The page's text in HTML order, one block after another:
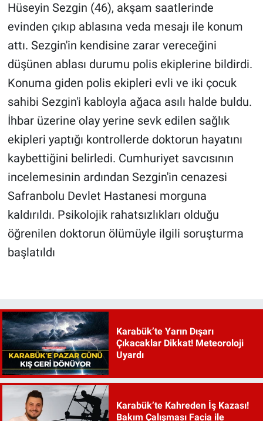
Hüseyin Sezgin (46), akşam saatlerinde
evinden çıkıp ablasına veda mesajı ile konum
attı. Sezgin'in kendisine zarar vereceğini
düşünen ablası durumu polis ekiplerine bildirdi.
Konuma giden polis ekipleri evli ve iki çocuk
sahibi Sezgin'i kabloyla ağaca asılı halde buldu.
İhbar üzerine olay yerine sevk edilen sağlık
ekipleri yaptığı kontrollerde doktorun hayatını
kaybettiğini belirledi. Cumhuriyet savcısının
incelemesinin ardından Sezgin'in cenazesi
Safranbolu Devlet Hastanesi morguna
kaldırıldı. Psikolojik rahatsızlıkları olduğu
öğrenilen doktorun ölümüyle ilgili soruşturma
başlatıldı
Karabük’te Yarın Dışarı
Çıkacaklar Dikkat! Meteoroloji
Uyardı
Karabük’te Kahreden İş Kazası!
Bakım Çalışması Facia ile